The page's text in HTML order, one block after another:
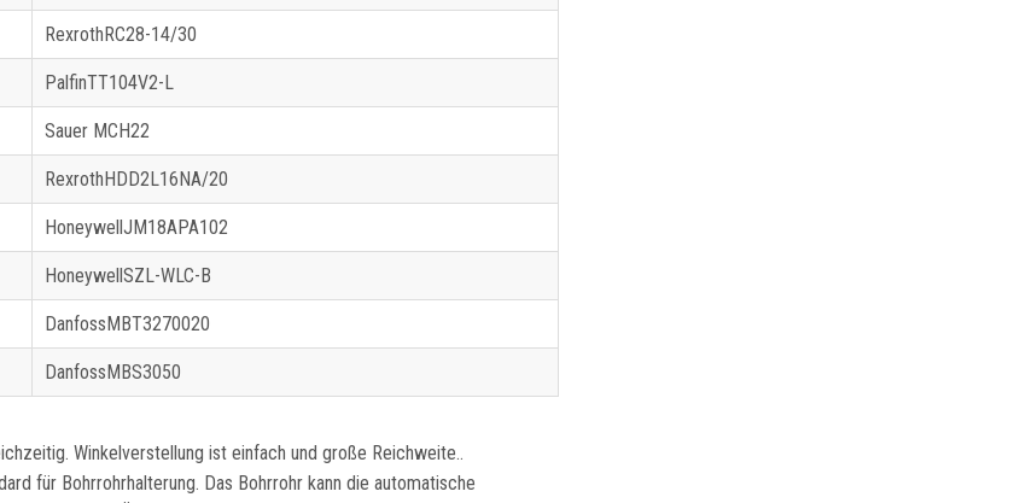
RexrothRC28-14/30
PalfinTT104V2-L
Sauer MCH22
RexrothHDD2L16NA/20
HoneywellJM18APA102
HoneywellSZL-WLC-B
DanfossMBT3270020
DanfossMBS3050
Winkelverstellung ist einfach und große Reichweite..
für Bohrrohrhalterung. Das Bohrrohr kann die automatische